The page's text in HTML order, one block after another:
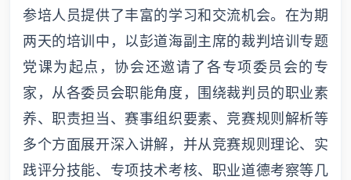
参培人员提供了丰富的学习和交流机会。在为期
两天的培训中，以彭道海副主席的裁判培训专题
党课为起点，协会还邀请了各专项委员会的专
家，从各委员会职能角度，围绕裁判员的职业素
养、职责担当、赛事组织要素、竞赛规则解析等
多个方面展开深入讲解，并从竞赛规则理论、实
践评分技能、专项技术考核、职业道德考察等几